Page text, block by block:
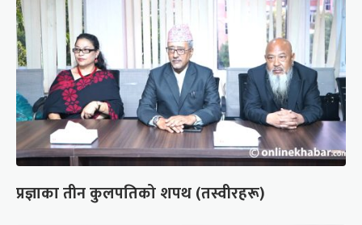
प्रज्ञाका तीन कुलपतिको शपथ (तस्वीरहरू)